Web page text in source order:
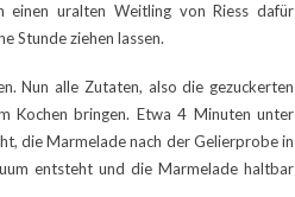
einen uralten Weitling von Riess dafür
Stunde ziehen lassen.
Nun alle Zutaten, also die gezuckerten
Kochen bringen. Etwa 4 Minuten unter
die Marmelade nach der Gelierprobe in
entsteht und die Marmelade haltbar